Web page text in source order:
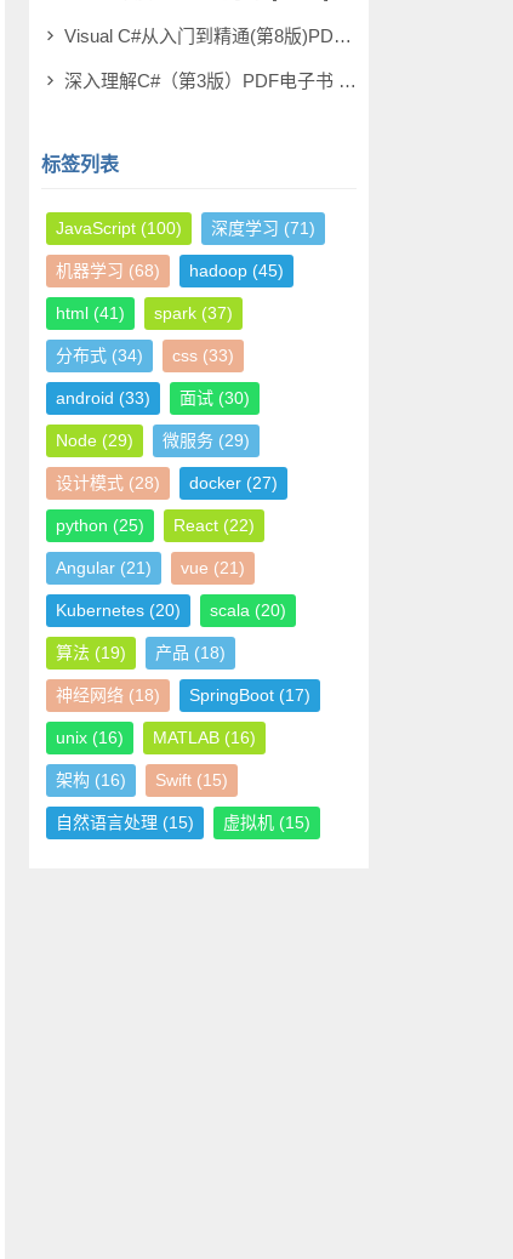
Visual C#从入门到精通(第8版)PDF电子书 [94MB]
深入理解C#（第3版）PDF电子书 [17MB]
标签列表
JavaScript (100) 深度学习 (71)
机器学习 (68) hadoop (45)
html (41) spark (37)
分布式 (34) css (33)
android (33) 面试 (30)
Node (29) 微服务 (29)
设计模式 (28) docker (27)
python (25) React (22)
Angular (21) vue (21)
Kubernetes (20) scala (20)
算法 (19) 产品 (18)
神经网络 (18) SpringBoot (17)
unix (16) MATLAB (16)
架构 (16) Swift (15)
自然语言处理 (15) 虚拟机 (15)